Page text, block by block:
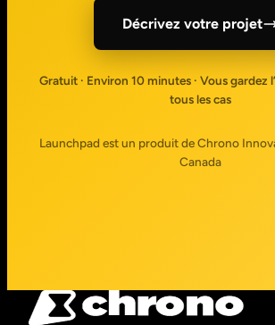
Décrivez votre projet
Gratuit · Environ 10 minutes · Vous gardez
tous les cas
Launchpad est un produit de Chrono
Canada